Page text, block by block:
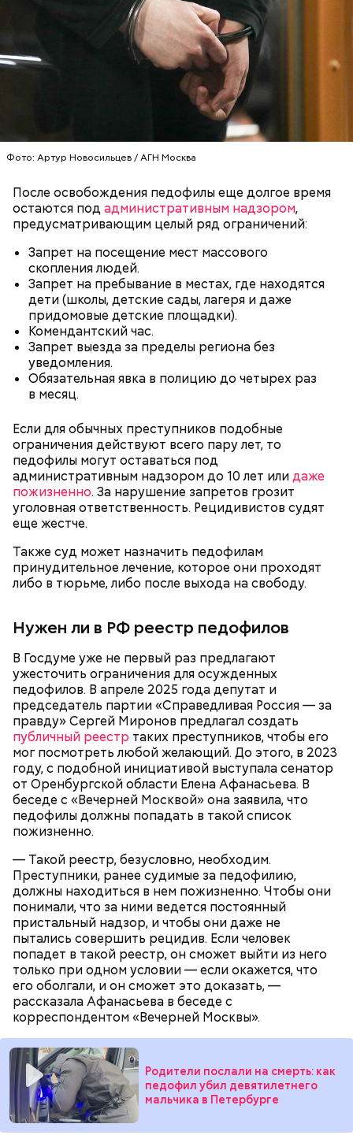
Фото: Артур Новосильцев / АГН Москва
После освобождения педофилы еще долгое время
остаются подадминистративным надзором,
предусматривающим целый ряд ограничений:
Запрет на посещение мест массового
скопления людей.
Запрет на пребывание в местах, где находятся
дети (школы, детские сады, лагеря и даже
придомовые детские площадки).
Комендантский час.
Запрет выезда за пределы региона без
уведомления.
Обязательная явка в полицию до четырех раз
в месяц.
Если для обычных преступников подобные
ограничения действуют всего пару лет, то
педофилы могут оставаться под
административным надзором до 10 лет илидаже
пожизненно. За нарушение запретов грозит
уголовная ответственность. Рецидивистов судят
еще жестче.
Также суд может назначить педофилам
принудительное лечение, которое они проходят
либо в тюрьме, либо после выхода на свободу.
Нужен ли в РФ реестр педофилов
В Госдуме уже не первый раз предлагают
ужесточить ограничения для осужденных
педофилов. В апреле 2025 года депутат и
председатель партии «Справедливая Россия — за
правду» Сергей Миронов предлагал создать
публичный реестр таких преступников, чтобы его
мог посмотреть любой желающий. До этого, в 2023
году, с подобной инициативой выступала сенатор
от Оренбургской области Елена Афанасьева. В
беседе с «Вечерней Москвой» она заявила, что
педофилы должны попадать в такой список
пожизненно.
— Такой реестр, безусловно, необходим.
Преступники, ранее судимые за педофилию,
должны находиться в нем пожизненно. Чтобы они
понимали, что за ними ведется постоянный
пристальный надзор, и чтобы они даже не
пытались совершить рецидив. Если человек
попадет в такой реестр, он сможет выйти из него
только при одном условии — если окажется, что
его оболгали, и он сможет это доказать, —
рассказала Афанасьева в беседе с
корреспондентом «Вечерней Москвы».
Родители послали на смерть: как
педофил убил девятилетнего
мальчика в Петербурге
Хотя Гасанов якобы «не осознавал преступный
характер своих действий», он зачем-то начал
активно распродавать имущество, вызвавшее
вопросы у оперативников. Сначала он избавился от
автомобиля Rolls-Royce Cullinan, затем выставил на
Изначально блогер оценивал свои элитные
апартаменты в100 миллионов рублей, потом
стоимость снизилась до 60 миллионов рублей. Но в
итоге жилье было переоформлено на третье лицо
за пачку печенья.
Фото: Youtube / FAMETIME TV
— Гасанов предложил переоформить на меня
объект недвижимости… у меня всякие попытки
были отказаться, на что мне показывали бумажку,
что в рамках уголовного дела у него (Гасанова —
прим. «ВМ») нет долгов перед государством,
вопросов по объекту недвижимости тоже нет, —
рассказывал позднее«покупатель» квартиры
суде.
Оплата апартаментов проводилась через
банковскую ячейку, но вместо денег там оказалась
пачка печенья. По неподтвержденной
информации, фиктивным покупателем квартиры
мог бытьриелтор Вадим Де, известный по
псевдониму Вадим Богач.
Приговор Гасанову
Фото: Пресс-служба ГСУ СК по Московской области
В детстве Миссюра был тихим ребенком, что не
нравилось отчиму, который постоянно ругал
ребенка за робость и нерешительность. Мужчина
даже водил мальчика к старцам и нанимал для него
«духовных наставников
родом из Греции и не знал русского языка. Еще
отчиму не нравились девушки Миссюры, он считал
их «людьми не его уровня». Со своей последней
избранницей молодой человек планировал
пожениться и завести детей.
Позднее Миссюра рассказывал, что травил отчима
подозреваемый уверен, что мужчина напрямую
влияет на ход расследования с помощью денег и
связей, препятствует общению пасынка с матерью.
Одним из своих самых близких людей Миссюра
считал младшую сестру, которую тоже травил. Он
гордился, что подсказал родителям имя для
малышки, когда та появилась на свет. По словам
брата, когда девочка подросла, отчим стал
очень тепло отзывается о своем приятеле
Константине, отрицает причастность к его смерти
и говорит, что следователи «пытаются
осквернить» их дружбу.
Миссюра планировал заняться